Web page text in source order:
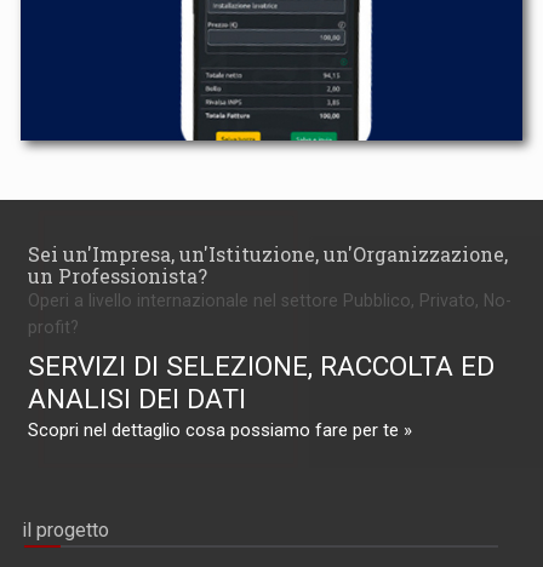
Sei un'Impresa, un'Istituzione, un'Organizzazione,
un Professionista?
Operi a livello internazionale nel settore Pubblico, Privato, No-
profit?
SERVIZI DI SELEZIONE, RACCOLTA ED
ANALISI DEI DATI
Scopri nel dettaglio cosa possiamo fare per te »
il progetto